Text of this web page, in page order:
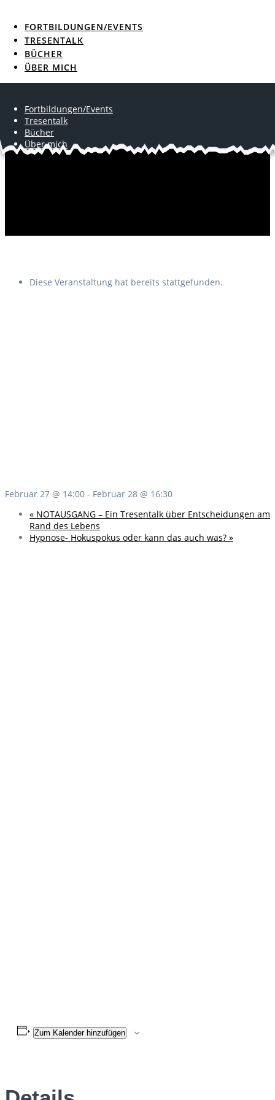
content
FORTBILDUNGEN/EVENTS
TRESENTALK
BÜCHER
ÜBER MICH
Fortbildungen/Events
Tresentalk
Bücher
Über mich
Diese Veranstaltung hat bereits stattgefunden.
Februar 27 @ 14:00 - Februar 28 @ 16:30
« NOTAUSGANG – Ein Tresentalk über Entscheidungen am
Rand des Lebens
Hypnose- Hokuspokus oder kann das auch was? »
Zum Kalender hinzufügen